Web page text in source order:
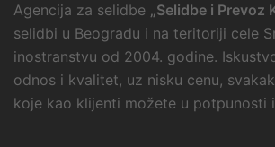
Agencija za selidbe „Selidbe i Prevoz
selidbi u Beogradu i na teritoriji cele
inostranstvu od 2004. godine.
odnos i kvalitet, uz nisku cenu,
koje kao klijenti možete u potpunosti